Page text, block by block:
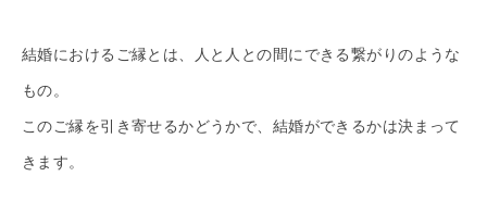
結婚におけるご縁とは、人と人との間にできる繋がりのような
もの。
このご縁を引き寄せるかどうかで、結婚ができるかは決まって
きます。